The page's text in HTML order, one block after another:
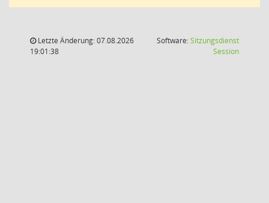
Letzte Änderung: 07.08.2026
19:01:38
Software:Sitzungsdienst
Session(Wird in